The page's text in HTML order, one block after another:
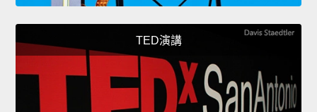
TED演講